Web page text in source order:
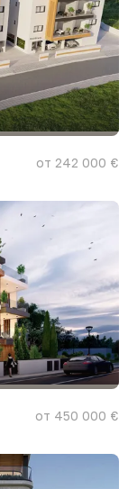
от 242 000 €
от 450 000 €